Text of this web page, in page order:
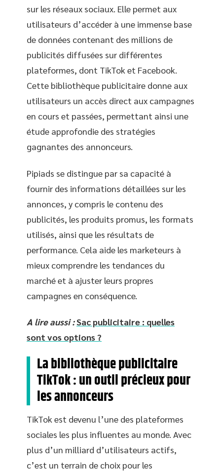
sur les réseaux sociaux. Elle permet aux
utilisateurs d’accéder à une immense base
de données contenant des millions de
publicités diffusées sur différentes
plateformes, dont TikTok et Facebook.
Cette bibliothèque publicitaire donne aux
utilisateurs un accès direct aux campagnes
en cours et passées, permettant ainsi une
étude approfondie des stratégies
gagnantes des annonceurs.
Pipiads se distingue par sa capacité à
fournir des informations détaillées sur les
annonces, y compris le contenu des
publicités, les produits promus, les formats
utilisés, ainsi que les résultats de
performance. Cela aide les marketeurs à
mieux comprendre les tendances du
marché et à ajuster leurs propres
campagnes en conséquence.
A lire aussi :Sac publicitaire : quelles
sont vos options ?
La bibliothèque publicitaire
TikTok : un outil précieux pour
les annonceurs
TikTok est devenu l’une des plateformes
sociales les plus influentes au monde. Avec
plus d’un milliard d’utilisateurs actifs,
c’est un terrain de choix pour les